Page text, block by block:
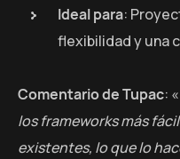
Ideal para:
flexibilidad y una
Comentario de Tupac: «
los frameworks más
existentes, lo que lo